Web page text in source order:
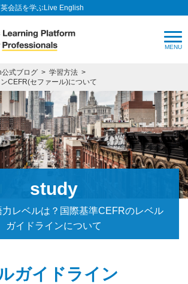
会話を学ぶLive English
式ブログ
学習方法
CEFR(セファール)について
study
力レベルは？国際基準CEFRのレベル
ガイドラインについて
ガイドライン